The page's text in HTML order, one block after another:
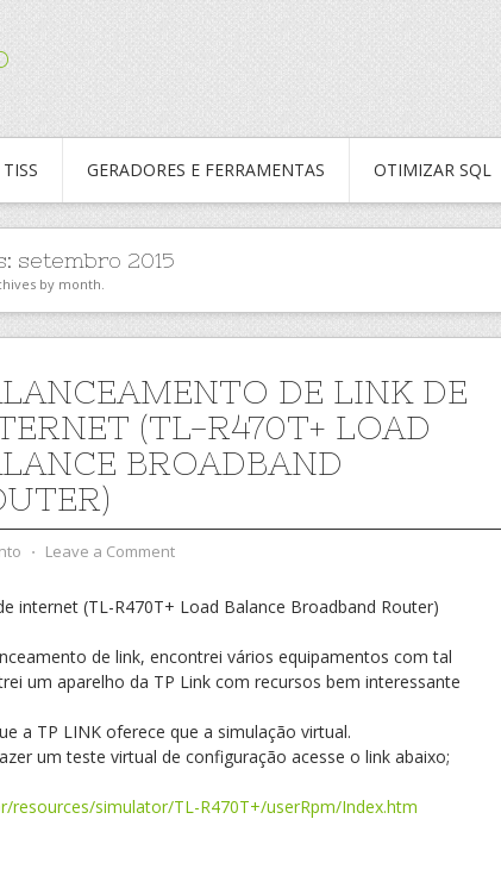
GERADORES E FERRAMENTAS OTIMIZAR SQL
setembro 2015
by month.
DE LINK DE
(TL-R470T+ LOAD
BROADBAND
⋅ Leave a Comment
internet (TL-R470T+ Load Balance Broadband Router)
de link, encontrei vários equipamentos com tal
um aparelho da TP Link com recursos bem interessante
a TP LINK oferece que a simulação virtual.
um teste virtual de configuração acesse o link abaixo;
resources/simulator/TL-R470T+/userRpm/Index.htm